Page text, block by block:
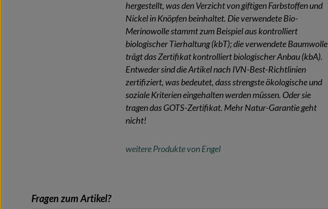
hergestellt, was den Verzicht von giftigen Farbstoffen und
Nickel in Knöpfen beinhaltet. Die verwendete Bio-
Merinowolle stammt zum Beispiel aus kontrolliert
biologischer Tierhaltung (kbT); die verwendete Baumwolle
trägt das Zertifikat kontrolliert biologischer Anbau (kbA).
Entweder sind die Artikel nach IVN-Best-Richtlinien
zertifiziert, was bedeutet, dass strengste ökologische und
soziale Kriterien eingehalten werden müssen. Oder sie
tragen das GOTS-Zertifikat. Mehr Natur-Garantie geht
nicht!
weitere Produkte von Engel
Fragen zum Artikel?